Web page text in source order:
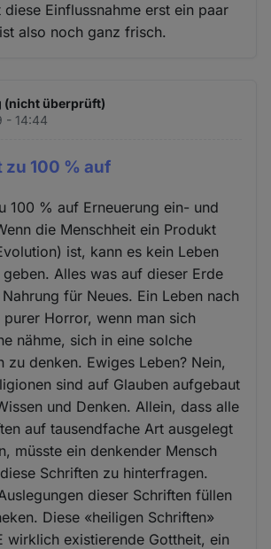
Einflussnahme erst ein paar
also noch ganz frisch.
(nicht überprüft)
- 14:44
zu 100 % auf
100 % auf Erneuerung ein- und
die Menschheit ein Produkt
ist, kann es kein Leben
Alles was auf dieser Erde
für Neues. Ein Leben nach
Horror, wenn man sich
nähme, sich in eine solche
zu denken. Ewiges Leben? Nein,
sind auf Glauben aufgebaut
und Denken. Allein, dass alle
auf tausendfache Art ausgelegt
müsste ein denkender Mensch
Schriften zu hinterfragen.
dieser Schriften füllen
Diese «heiligen Schriften»
wirklich existierende Gottheit, ein